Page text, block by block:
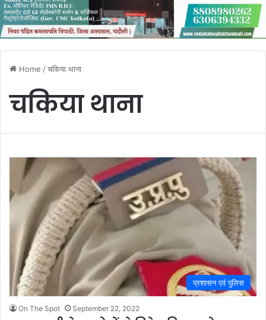
Home /चकिया थाना
चकिया थाना
प्रशासन एवं पुलिस
On The Spot September 22, 2022